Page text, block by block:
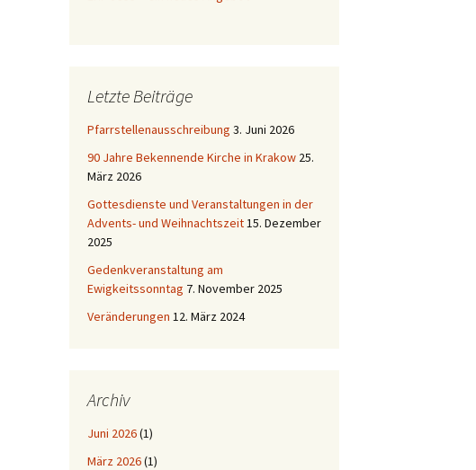
Letzte Beiträge
Pfarrstellenausschreibung 3. Juni 2026
90 Jahre Bekennende Kirche in Krakow 25.
März 2026
Gottesdienste und Veranstaltungen in der
Advents- und Weihnachtszeit15. Dezember
2025
Gedenkveranstaltung am
Ewigkeitssonntag 7. November 2025
Veränderungen 12. März 2024
Archiv
Juni 2026(1)
März 2026(1)